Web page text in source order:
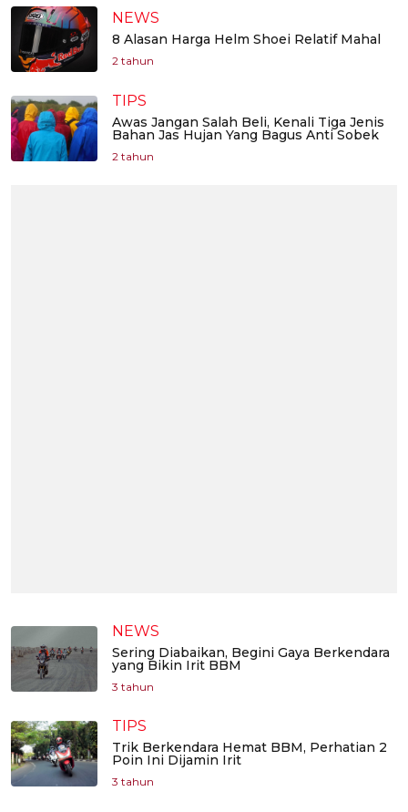
NEWS
8 Alasan Harga Helm Shoei Relatif Mahal
2 tahun
TIPS
Awas Jangan Salah Beli, Kenali Tiga Jenis
Bahan Jas Hujan Yang Bagus Anti Sobek
2 tahun
NEWS
Sering Diabaikan, Begini Gaya Berkendara
yang Bikin Irit BBM
3 tahun
TIPS
Trik Berkendara Hemat BBM, Perhatian 2
Poin Ini Dijamin Irit
3 tahun